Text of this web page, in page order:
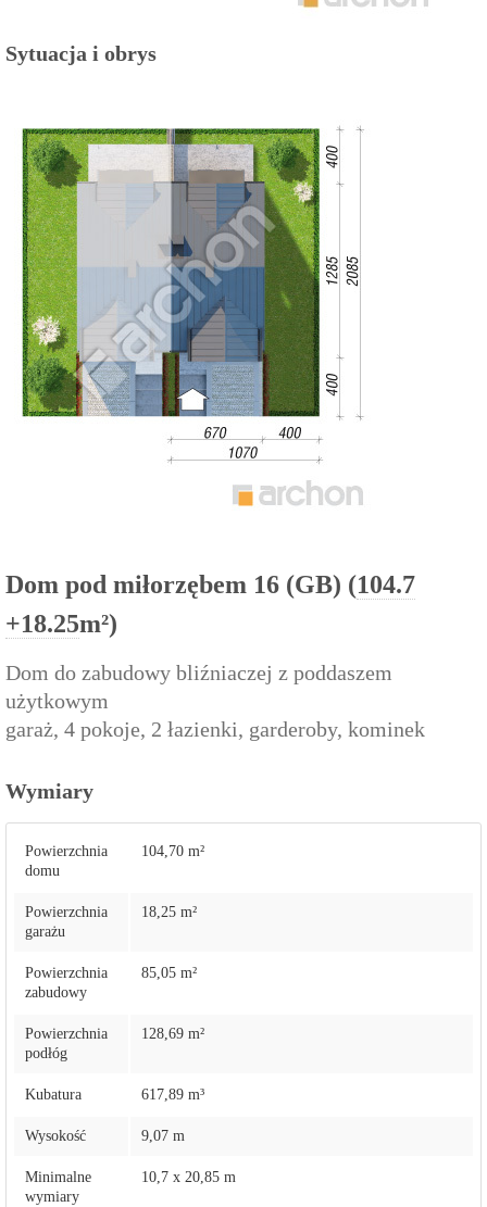
Sytuacja i obrys
Dom pod miłorzębem 16 (GB) (104.7
+18.25m²)
Dom do zabudowy bliźniaczej z poddaszem
użytkowym
garaż, 4 pokoje, 2 łazienki, garderoby, kominek
Wymiary
Powierzchnia
domu
104,70 m²
Powierzchnia
garażu
18,25 m²
Powierzchnia
zabudowy
85,05 m²
Powierzchnia
podłóg
128,69 m²
Kubatura 617,89 m³
Wysokość 9,07 m
Minimalne
wymiary
10,7 x 20,85 m